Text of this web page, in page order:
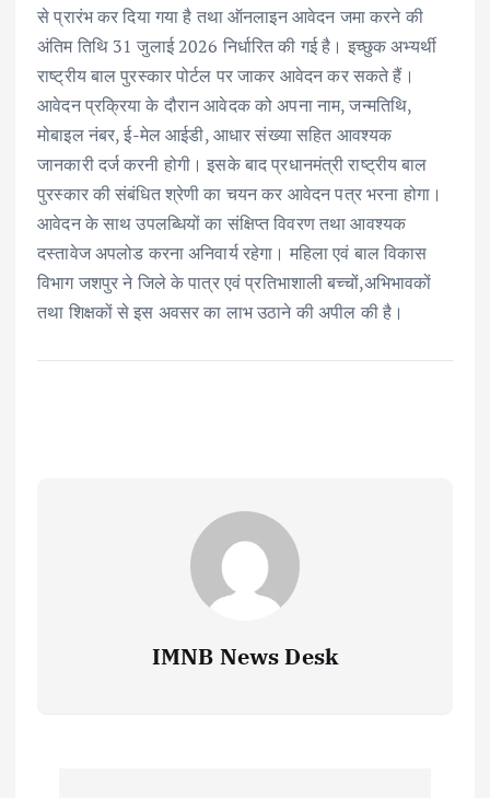
से प्रारंभ कर दिया गया है तथा ऑनलाइन आवेदन जमा करने की
अंतिम तिथि 31 जुलाई 2026 निर्धारित की गई है। इच्छुक अभ्यर्थी
राष्ट्रीय बाल पुरस्कार पोर्टल पर जाकर आवेदन कर सकते हैं।
आवेदन प्रक्रिया के दौरान आवेदक को अपना नाम, जन्मतिथि,
मोबाइल नंबर, ई-मेल आईडी, आधार संख्या सहित आवश्यक
जानकारी दर्ज करनी होगी। इसके बाद प्रधानमंत्री राष्ट्रीय बाल
पुरस्कार की संबंधित श्रेणी का चयन कर आवेदन पत्र भरना होगा।
आवेदन के साथ उपलब्धियों का संक्षिप्त विवरण तथा आवश्यक
दस्तावेज अपलोड करना अनिवार्य रहेगा। महिला एवं बाल विकास
विभाग जशपुर ने जिले के पात्र एवं प्रतिभाशाली बच्चों,अभिभावकों
तथा शिक्षकों से इस अवसर का लाभ उठाने की अपील की है।
IMNB News Desk